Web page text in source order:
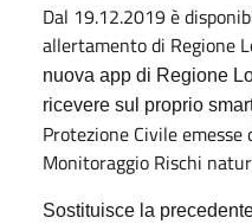
Dal 19.12.2019 è
allertamento di Regione
nuova app di Regione
ricevere sul proprio
Protezione Civile
Monitoraggio Rischi
Sostituisce la